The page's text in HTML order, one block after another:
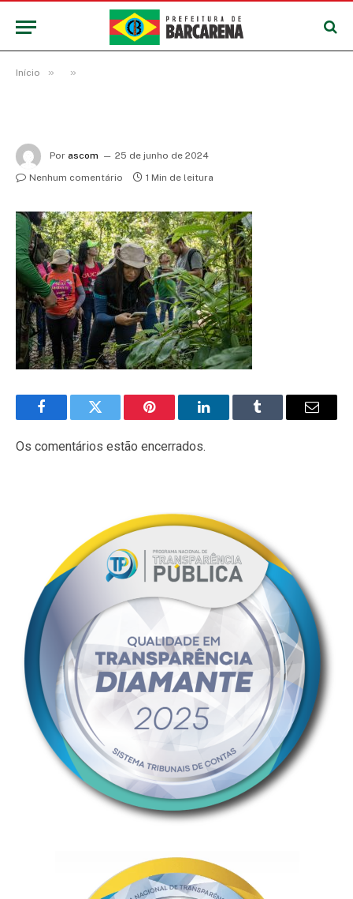
Início » »
Por ascom
25 de junho de 2024
Nenhum comentário
1 Min de leitura
FacebookTwitter Pinterest LinkedInTumblr
E-
Os comentários estão encerrados.